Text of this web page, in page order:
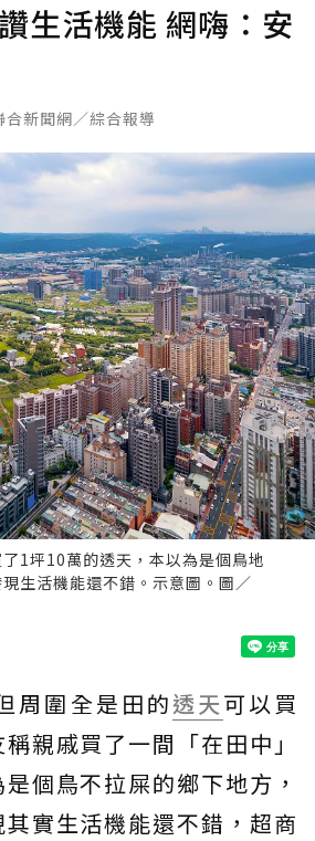
生活機能 網嗨：安
合新聞網／綜合報導
1坪10萬的透天，本以為是個鳥地
生活機能還不錯。示意圖。圖／
周圍全是田的透天可以買
親戚買了一間「在田中」
個鳥不拉屎的鄉下地方，
實生活機能還不錯，超商